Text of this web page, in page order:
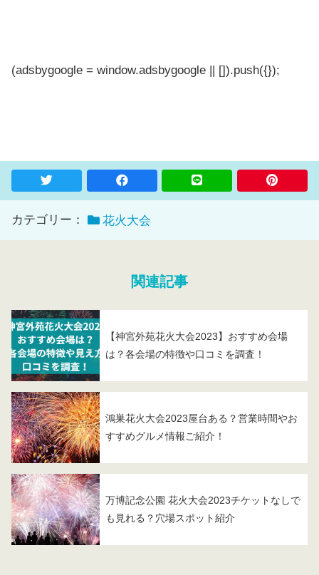
(adsbygoogle = window.adsbygoogle || []).push({});
カテゴリー： 花火大会
関連記事
【神宮外苑花火大会2023】おすすめ会場
は？各会場の特徴や口コミを調査！
鴻巣花火大会2023屋台ある？営業時間やお
すすめグルメ情報ご紹介！
万博記念公園 花火大会2023チケットなしで
も見れる？穴場スポット紹介